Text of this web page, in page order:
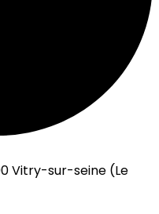
Vitry-sur-seine (Le